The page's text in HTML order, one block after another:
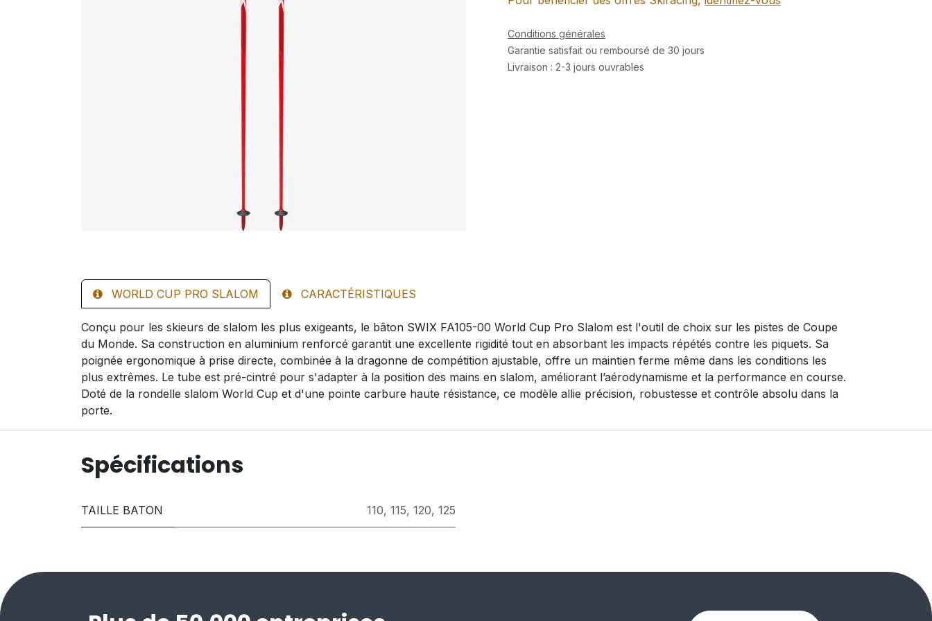
Conditions générales
Garantie satisfait ou remboursé de 30 jours
Livraison : 2-3 jours ouvrables
WORLD CUP PRO SLALOM CARACTÉRISTIQUES
Conçu pour les skieurs de slalom les plus exigeants, le bâton SWIX FA105-00 World Cup Pro Slalom est l'outil de choix sur les pistes de Coupe
du Monde. Sa construction en aluminium renforcé garantit une excellente rigidité tout en absorbant les impacts répétés contre les piquets. Sa
poignée ergonomique à prise directe, combinée à la dragonne de compétition ajustable, offre un maintien ferme même dans les conditions les
plus extrêmes. Le tube est pré-cintré pour s'adapter à la position des mains en slalom, améliorant l’aérodynamisme et la performance en course.
Doté de la rondelle slalom World Cup et d'une pointe carbure haute résistance, ce modèle allie précision, robustesse et contrôle absolu dans la
porte.
Spécifications
TAILLE BATON 110, 115, 120, 125